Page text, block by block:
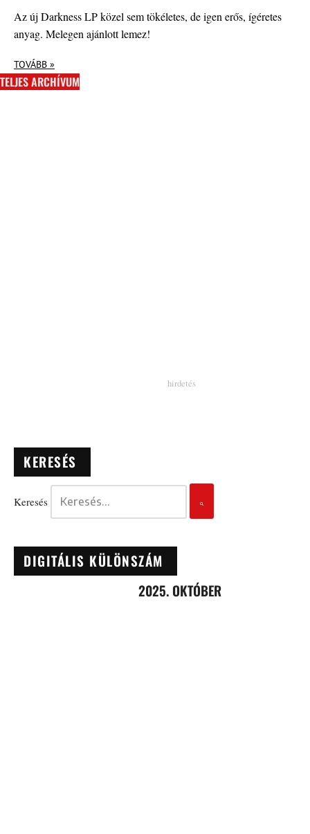
Az új Darkness LP közel sem tökéletes, de igen erős, ígéretes
anyag. Melegen ajánlott lemez!
TOVÁBB »
TELJES ARCHÍVUM
KERESÉS
Keresés
DIGITÁLIS KÜLÖNSZÁM
2025. OKTÓBER